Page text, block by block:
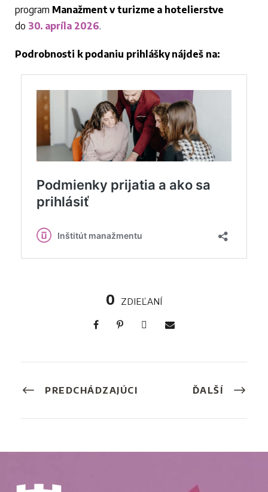
program Manažment v turizme a hotelierstve
do 30. apríla 2026.
Podrobnosti k podaniu prihlášky nájdeš na:
0 ZDIEĽANÍ
PREDCHÁDZAJÚCI ĎALŠÍ